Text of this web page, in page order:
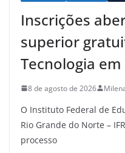
Inscrições
superior
Tecnologia
8 de agosto de 2026
O Instituto Federal de
Rio Grande do Norte –
processo